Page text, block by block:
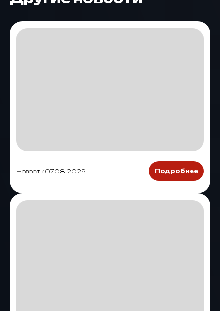
Новости07.08.2026 Подробнее